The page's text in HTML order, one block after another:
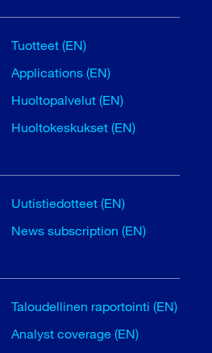
Tuotteet (EN)
Applications (EN)
Huoltopalvelut (EN)
Huoltokeskukset (EN)
Uutistiedotteet (EN)
News subscription (EN)
Taloudellinen raportointi (EN)
Analyst coverage (EN)